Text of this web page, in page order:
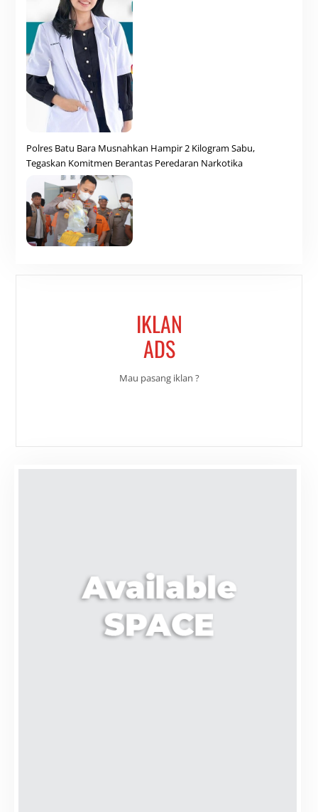
Polres Batu Bara Musnahkan Hampir 2 Kilogram Sabu,
Tegaskan Komitmen Berantas Peredaran Narkotika
IKLAN
ADS
Mau pasang iklan ?